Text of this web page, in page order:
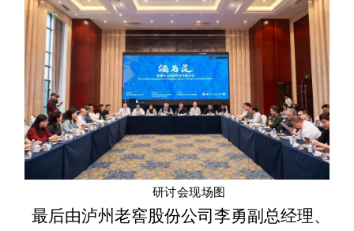
研讨会现场图
最后由泸州老窖股份公司李勇副总经理、